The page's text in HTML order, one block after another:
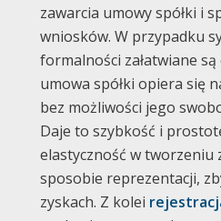
zawarcia umowy spółki i
wniosków. W przypadku
formalności załatwiane
umowa spółki opiera się
bez możliwości jego
Daje to szybkość i
elastyczność w tworzeniu
sposobie reprezentacji,
zyskach. Z kolei